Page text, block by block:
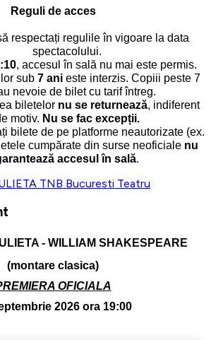
Reguli de acces
respectați regulile în vigoare la data
spectacolului.
, accesul în sală nu mai este permis.
sub 7 ani este interzis. Copiii peste 7
nevoie de bilet cu tarif întreg.
biletelor nu se returnează, indiferent
motiv. Nu se fac excepții.
bilete de pe platforme neautorizate (ex.
cumpărate din surse neoficiale nu
accesul în sală.
TNB Bucuresti Teatru
- WILLIAM SHAKESPEARE
(montare clasica)
OFICIALA
2026 ora 19:00